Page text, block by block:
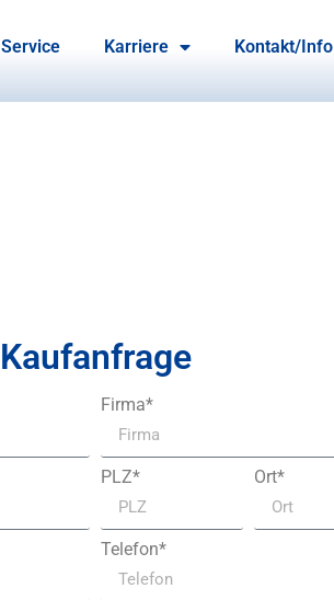
Service Karriere Kontakt/Info
Kaufanfrage
Firma*
PLZ* Ort*
Telefon*